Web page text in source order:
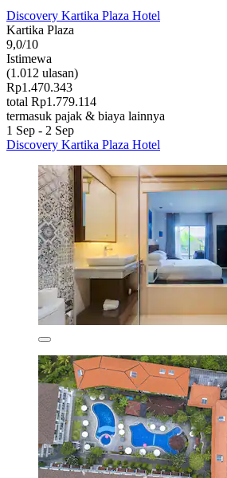
Discovery Kartika Plaza Hotel
Kartika Plaza
9,0/10
Istimewa
(1.012 ulasan)
Rp1.470.343
total Rp1.779.114
termasuk pajak & biaya lainnya
1 Sep - 2 Sep
Discovery Kartika Plaza Hotel